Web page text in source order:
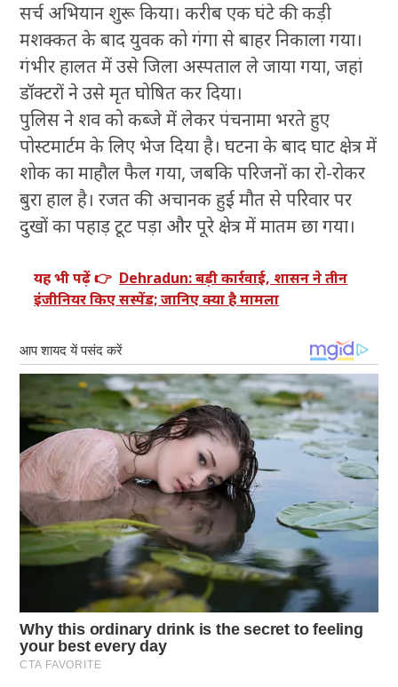
सर्च अभियान शुरू किया। करीब एक घंटे की कड़ी
मशक्कत के बाद युवक को गंगा से बाहर निकाला गया।
गंभीर हालत में उसे जिला अस्पताल ले जाया गया, जहां
डॉक्टरों ने उसे मृत घोषित कर दिया।
पुलिस ने शव को कब्जे में लेकर पंचनामा भरते हुए
पोस्टमार्टम के लिए भेज दिया है। घटना के बाद घाट क्षेत्र में
शोक का माहौल फैल गया, जबकि परिजनों का रो-रोकर
बुरा हाल है। रजत की अचानक हुई मौत से परिवार पर
दुखों का पहाड़ टूट पड़ा और पूरे क्षेत्र में मातम छा गया।
यह भी पढ़ें 👉 Dehradun: बड़ी कार्रवाई, शासन ने तीन
इंजीनियर किए सस्पेंड; जानिए क्या है मामला